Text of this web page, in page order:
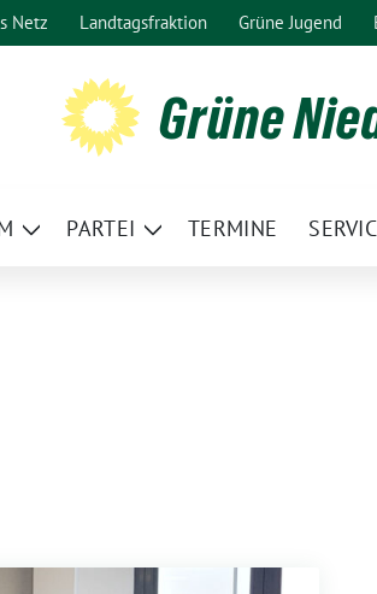
Netz Landtagsfraktion Grüne Jugend
Grüne
Zeige
PARTEI
Zeige
TERMINE